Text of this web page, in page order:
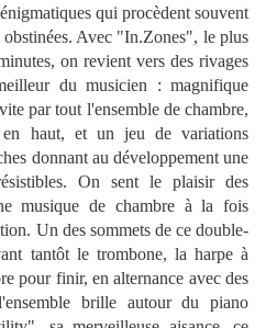
qui procèdent souvent
obstinées. Avec "In.Zones", le plus
on revient vers des rivages
du musicien : magnifique
par tout l'ensemble de chambre,
haut, et un jeu de variations
donnant au développement une
On sent le plaisir des
musique de chambre à la fois
Un des sommets de ce double-
tantôt le trombone, la harpe à
pour finir, en alternance avec des
brille autour du piano